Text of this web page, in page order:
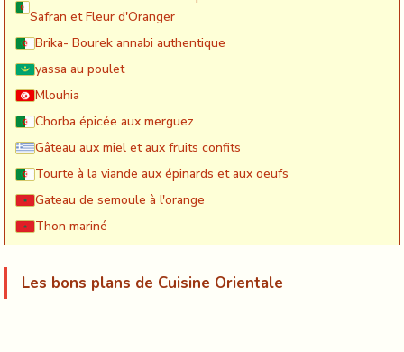
Safran et Fleur d'Oranger
Brika- Bourek annabi authentique
yassa au poulet
Mlouhia
Chorba épicée aux merguez
Gâteau aux miel et aux fruits confits
Tourte à la viande aux épinards et aux oeufs
Gateau de semoule à l'orange
Thon mariné
Les bons plans de Cuisine Orientale